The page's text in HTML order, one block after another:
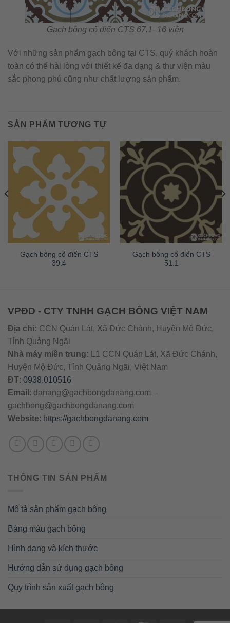
Gạch bông cổ điển CTS 67.1- 16 viên
Với những sản phẩm gạch bông tại CTS, quý khách hoàn
toàn có thể hài lòng với thiết kế đa dạng & thư viện màu
sắc phong phú cũng như chất lượng sản phẩm.
SẢN PHẨM TƯƠNG TỰ
Gạch bông cổ điển CTS
39.4
Gạch bông cổ điển CTS
51.1
VPĐD - CTY TNHH GẠCH BÔNG VIỆT NAM
Địa chỉ: CCN Quán Lát, Xã Đức Chánh, Huyện Mộ Đức,
Tỉnh Quảng Ngãi
Nhà máy miền trung: L1 CCN Quán Lát, Xã Đức Chánh,
Huyện Mộ Đức, Tỉnh Quảng Ngãi, Việt Nam
ĐT: 0938.010516
Email : danang@gachbongdanang.com –
gachbong@gachbongdanang.com
Website: https://gachbongdanang.com
THÔNG TIN SẢN PHẨM
Mô tả sản phẩm gạch bông
Bảng màu gạch bông
Hình dạng và kích thước
Hướng dẫn sử dụng gạch bông
Quy trình sản xuất gạch bông